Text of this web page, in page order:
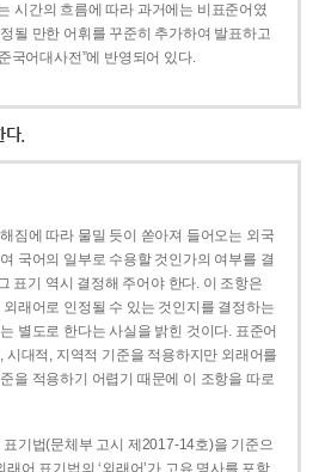
시간의 흐름에 따라 과거에는 비표준어였
될 만한 어휘를 꾸준히 추가하여 발표하고
국어대사전”에 반영되어 있다.
.
짐에 따라 물밀 듯이 쏟아져 들어오는 외국
국어의 일부로 수용할 것인가의 여부를 결
표기 역시 결정해 주어야 한다. 이 조항은
래어로 인정될 수 있는 것인지를 결정하는
별도로 한다는 사실을 밝힌 것이다. 표준어
시대적, 지역적 기준을 적용하지만 외래어를
을 적용하기 어렵기 때문에 이 조항을 따로
기법(문체부 고시 제2017-14호)을 기준으
어 표기법의 ‘외래어’가 고유 명사를 포함